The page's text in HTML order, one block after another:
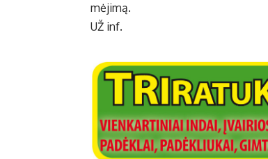
mė­ji­mą.
UŽ inf.